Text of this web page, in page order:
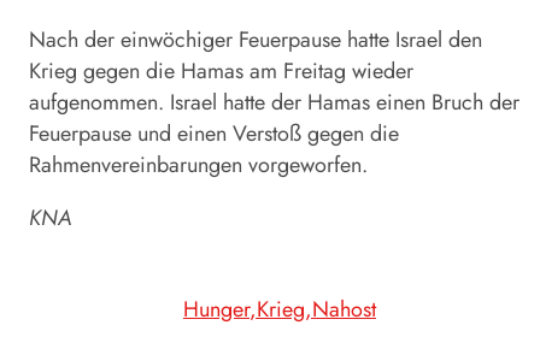
Nach der einwöchiger Feuerpause hatte Israel den
Krieg gegen die Hamas am Freitag wieder
aufgenommen. Israel hatte der Hamas einen Bruch der
Feuerpause und einen Verstoß gegen die
Rahmenvereinbarungen vorgeworfen.
KNA
Hunger Krieg Nahost